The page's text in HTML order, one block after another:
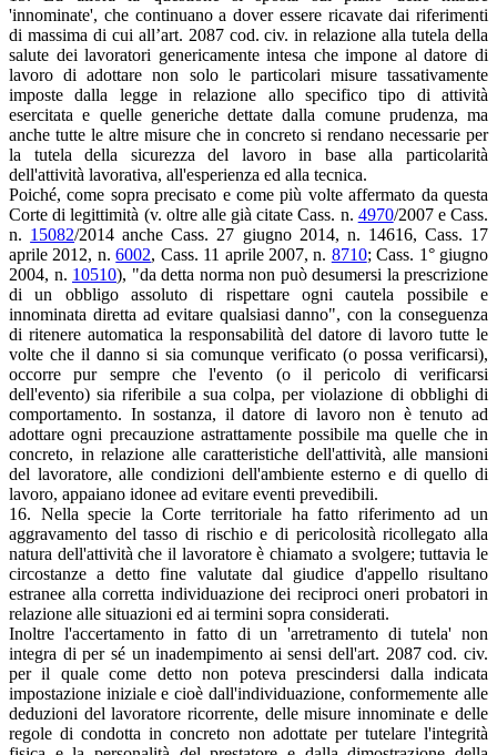
'innominate', che continuano a dover essere ricavate dai riferimenti
di massima di cui all’art. 2087 cod. civ. in relazione alla tutela della
salute dei lavoratori genericamente intesa che impone al datore di
lavoro di adottare non solo le particolari misure tassativamente
imposte dalla legge in relazione allo specifico tipo di attività
esercitata e quelle generiche dettate dalla comune prudenza, ma
anche tutte le altre misure che in concreto si rendano necessarie per
la tutela della sicurezza del lavoro in base alla particolarità
dell'attività lavorativa, all'esperienza ed alla tecnica.
Poiché, come sopra precisato e come più volte affermato da questa
Corte di legittimità (v. oltre alle già citate Cass. n. 4970/2007 e Cass.
n. 15082/2014 anche Cass. 27 giugno 2014, n. 14616, Cass. 17
aprile 2012, n.6002, Cass. 11 aprile 2007, n. 8710; Cass. 1° giugno
2004, n. 10510), "da detta norma non può desumersi la prescrizione
di un obbligo assoluto di rispettare ogni cautela possibile e
innominata diretta ad evitare qualsiasi danno", con la conseguenza
di ritenere automatica la responsabilità del datore di lavoro tutte le
volte che il danno si sia comunque verificato (o possa verificarsi),
occorre pur sempre che l'evento (o il pericolo di verificarsi
dell'evento) sia riferibile a sua colpa, per violazione di obblighi di
comportamento. In sostanza, il datore di lavoro non è tenuto ad
adottare ogni precauzione astrattamente possibile ma quelle che in
concreto, in relazione alle caratteristiche dell'attività, alle mansioni
del lavoratore, alle condizioni dell'ambiente esterno e di quello di
lavoro, appaiano idonee ad evitare eventi prevedibili.
16. Nella specie la Corte territoriale ha fatto riferimento ad un
aggravamento del tasso di rischio e di pericolosità ricollegato alla
natura dell'attività che il lavoratore è chiamato a svolgere; tuttavia le
circostanze a detto fine valutate dal giudice d'appello risultano
estranee alla corretta individuazione dei reciproci oneri probatori in
relazione alle situazioni ed ai termini sopra considerati.
Inoltre l'accertamento in fatto di un 'arretramento di tutela' non
integra di per sé un inadempimento ai sensi dell'art. 2087 cod. civ.
per il quale come detto non poteva prescindersi dalla indicata
impostazione iniziale e cioè dall'individuazione, conformemente alle
deduzioni del lavoratore ricorrente, delle misure innominate e delle
regole di condotta in concreto non adottate per tutelare l'integrità